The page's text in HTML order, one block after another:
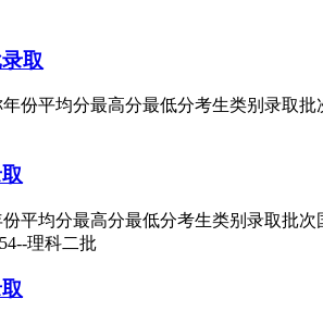
取
份平均分最高分最低分考生类别录取
平均分最高分最低分考生类别录取批
理科二批